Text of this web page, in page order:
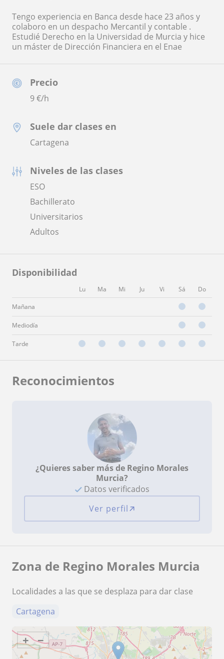
Precio
9€/h
Suele dar clases en
Cartagena
Niveles de las clases
ESO
Bachillerato
Universitarios
Adultos
Disponibilidad
Lu Ma Mi Ju Vi Sá Do
Mañana
Mediodía
Tarde
Tengo experiencia en Banca desde hace 23 años y
colaboro en un despacho Mercantil y contable .
Estudié Derecho en la Universidad de Murcia y hice
un máster de Dirección Financiera en el Enae
Reconocimientos
¿Quieres saber más de Regino Morales
Murcia?
Datos verificados
Ver perfil
Zona de Regino Morales Murcia
Localidades a las que se desplaza para dar clase
Cartagena
+ −